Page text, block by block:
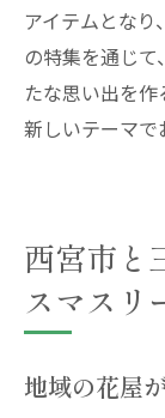
アイテムとな
の特集を通じ
たな思い出を
新しいテーマで
西宮市と
スマスリ
地域の花屋